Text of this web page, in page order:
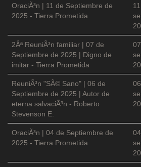
OraciÃ³n | 11 de Septiembre de
2025 - Tierra Prometida
2Âª ReuniÃ³n familiar | 07 de
Septiembre de 2025 | Digno de
imitar - Tierra Prometida
ReuniÃ³n "SÃ© Sano" | 06 de
Septiembre de 2025 | Autor de
eterna salvaciÃ³n - Roberto
Stevenson E.
OraciÃ³n | 04 de Septiembre de
2025 - Tierra Prometida